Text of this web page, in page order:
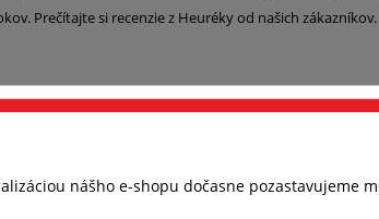
Prečítajte si recenzie z Heuréky od našich zákazníkov.
6. 4. 2026
nášho e-shopu dočasne pozastavujeme